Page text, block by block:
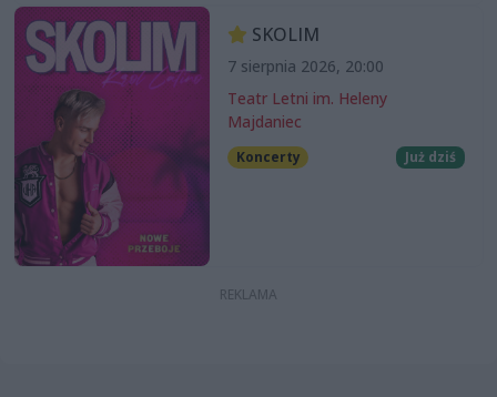
SKOLIM
7 sierpnia 2026, 20:00
Teatr Letni im. Heleny
Majdaniec
Koncerty Już dziś